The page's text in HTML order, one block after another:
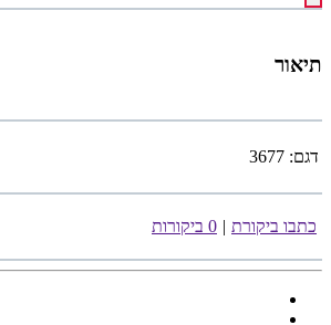
תיאור
דגם: 3677
כתבו ביקורת | 0 ביקורות